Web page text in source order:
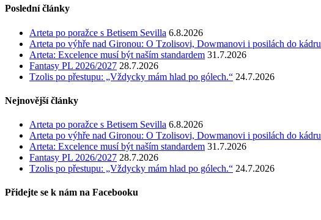
Poslední články
Arteta po poražce s Betisem Sevilla 6.8.2026
Arteta po výhře nad Gironou: O Tzolisovi, Dowmanovi i posilách do kádru
Arteta: Excelence musí být naším standardem 31.7.2026
Fantasy PL 2026/2027 28.7.2026
Tzolis po přestupu: „Vždycky mám hlad po gólech.“ 24.7.2026
Nejnovější články
Arteta po poražce s Betisem Sevilla 6.8.2026
Arteta po výhře nad Gironou: O Tzolisovi, Dowmanovi i posilách do kádru
Arteta: Excelence musí být naším standardem 31.7.2026
Fantasy PL 2026/2027 28.7.2026
Tzolis po přestupu: „Vždycky mám hlad po gólech.“ 24.7.2026
Přidejte se k nám na Facebooku